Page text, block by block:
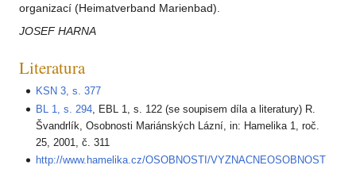
organizací (Heimatverband Marienbad).
JOSEF HARNA
Literatura
KSN 3, s. 377
BL 1, s. 294 , EBL 1, s. 122 (se soupisem díla a literatury) R.
Švandrlík, Osobnosti Mariánských Lázní, in: Hamelika 1, roč.
25, 2001, č. 311
http://www.hamelika.cz/OSOBNOSTI/VYZNACNEOSOBNOST